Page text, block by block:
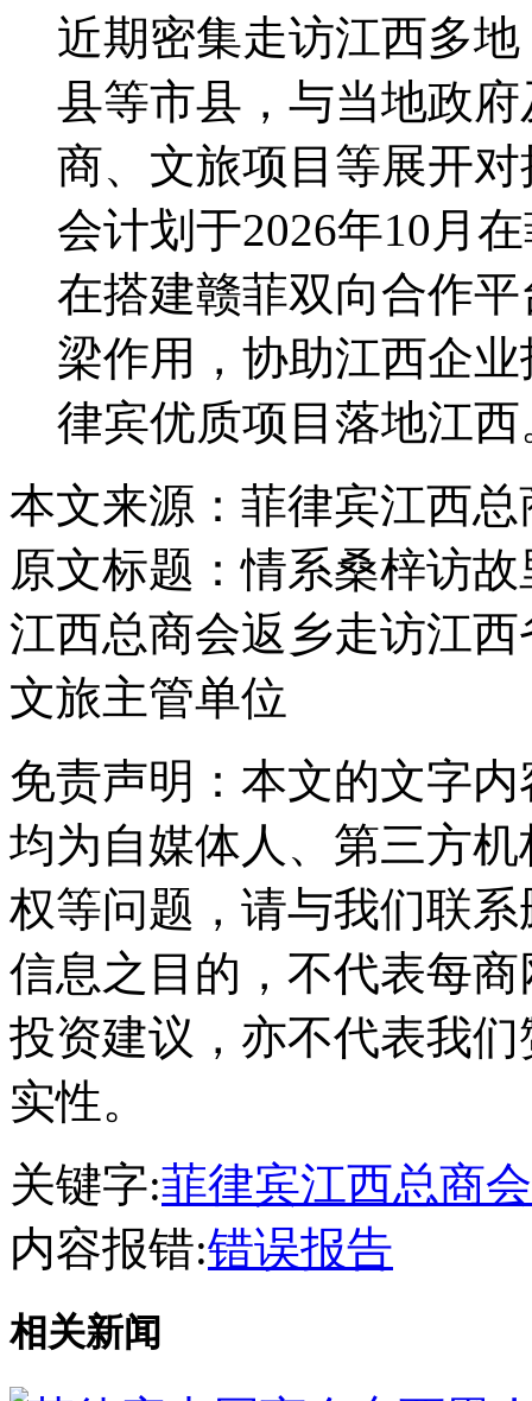
近期密集走访江西多
县等市县，与当地政
商、文旅项目等展开
会计划于2026年10月
在搭建赣菲双向合作
梁作用，协助江西企
律宾优质项目落地江西
本文来源：菲律宾江西总
原文标题：情系桑梓访
江西总商会返乡走访江
文旅主管单位
免责声明：本文的文字
均为自媒体人、第三方
权等问题，请与我们联
信息之目的，不代表每
投资建议，亦不代表我
实性。
关键字:菲律宾江西总商会
内容报错:错误报告
相关新闻